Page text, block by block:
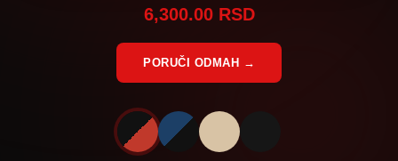
6,300.00 RSD
PORUČI ODMAH →